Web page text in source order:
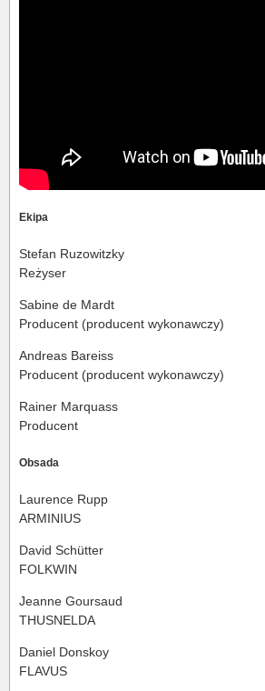
Ekipa
Stefan Ruzowitzky
Reżyser
Sabine de Mardt
Producent (producent wykonawczy)
Andreas Bareiss
Producent (producent wykonawczy)
Rainer Marquass
Producent
Obsada
Laurence Rupp
ARMINIUS
David Schütter
FOLKWIN
Jeanne Goursaud
THUSNELDA
Daniel Donskoy
FLAVUS